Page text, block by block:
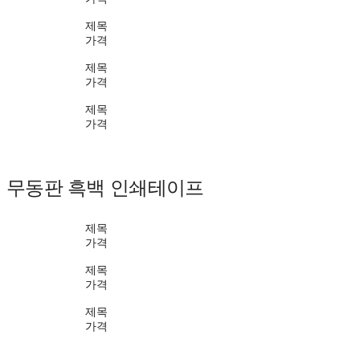
제목
가격
제목
가격
제목
가격
무동판 흑백 인쇄테이프
제목
가격
제목
가격
제목
가격